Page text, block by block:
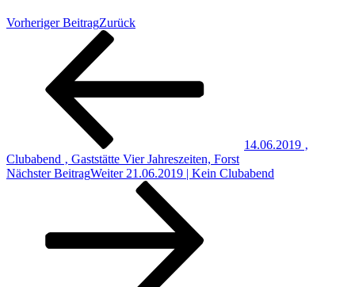
Vorheriger BeitragZurück
14.06.2019 ‚
Clubabend ‚ Gaststätte Vier Jahreszeiten, Forst
Nächster BeitragWeiter 21.06.2019 | Kein Clubabend